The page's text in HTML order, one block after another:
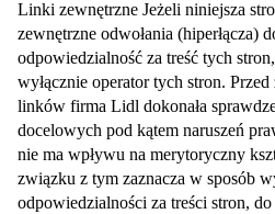
Linki zewnętrzne Jeżeli niniejsza
zewnętrzne odwołania (hiperłącza)
odpowiedzialność za treść tych
wyłącznie operator tych stron.
linków firma Lidl dokonała
docelowych pod kątem naruszeń
nie ma wpływu na merytoryczny
związku z tym zaznacza w sposób
odpowiedzialności za treści stron,